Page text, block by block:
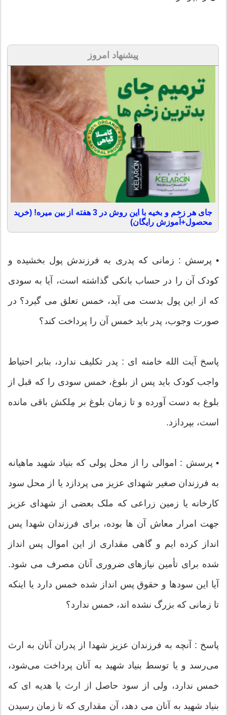
پیشنهاد امروز
جای هر زخم و بخیه با این روش در 3 هفته از بین میره! (خرید
محصول+آموزش رایگان)
• پرسش : زمانی که پدری به فرزندش پول بخشیده و
کودک آن را در حساب بانکی گذاشته است، آیا به سودی
که از این پول بدست می آید، خمس تعلق می گیرد؟ در
صورت وجوب، پدر باید خمس آن را پرداخت کند؟
پاسخ آیت الله خامنه ای : پدر تکلیف ندارد، بنابر احتیاط
واجب کودک باید پس از بلوغ، خمس سودی را که قبل از
بلوغ به دست آورده‌ و تا زمان بلوغ بر مِلکش باقی مانده
است، بپردازد.
• پرسش : اموالی را از محل پولی که بنیاد شهید ماهیانه
به فرزندان صغیر شهدای عزیز می پردازد یا از محل سود
کارخانه یا زمین زراعی که ملک بعضی از شهدای عزیز
جهت امرار معاش آن ها بوده، برای فرزندان شهدا پس
انداز کرده ایم و گاهی مقداری از این اموال پس انداز
شده برای تأمین نیازهای ضروری آنان مصرف می شود.
آیا این سودها و حقوق پس انداز شده خمس دارد یا اینکه
تا زمانی که بزرگ نشده اند، خمس ندارد؟
پاسخ : آنچه به فرزندان عزیز شهدا از پدران آنان به ارث
می‏‌رسد و یا توسط بنیاد شهید به آنان پرداخت می‏‌شود،
خمس ندارد، ولی از سود حاصل از ارث یا هدیه ای که
بنیاد شهید به آنان می دهد، آن مقداری که تا زمان رسیدن